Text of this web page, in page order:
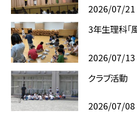
2026/07/21
3年生理科「
2026/07/13
クラブ活動
2026/07/08